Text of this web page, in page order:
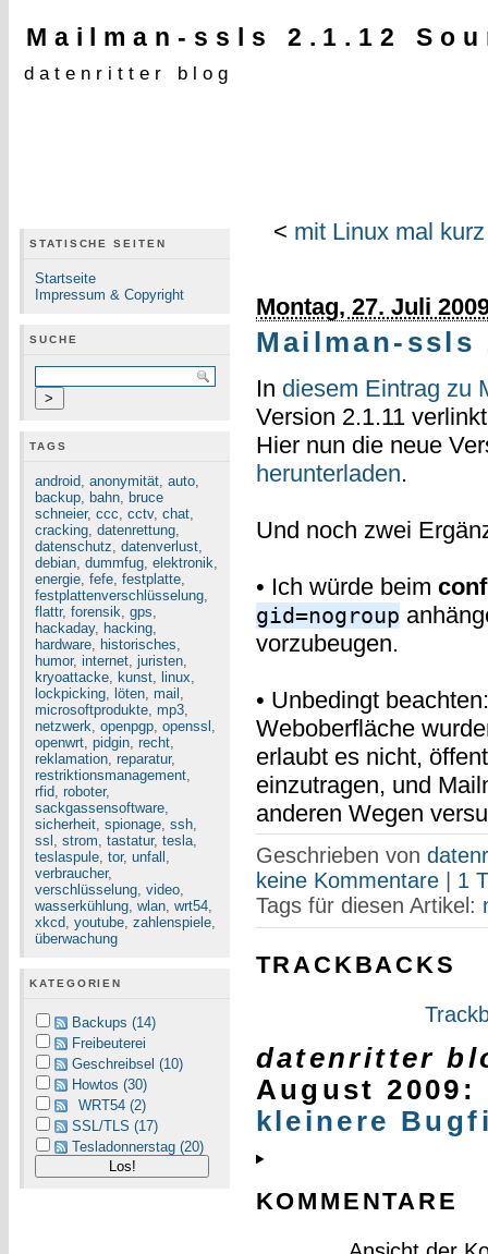
Mailman-ssls 2.1.12
datenritter blog
STATISCHE SEITEN
Startseite
Impressum & Copyright
SUCHE
TAGS
android, anonymität, auto,
backup, bahn, bruce
schneier, ccc, cctv, chat,
cracking, datenrettung,
datenschutz, datenverlust,
debian, dummfug, elektronik,
energie, fefe, festplatte,
festplattenverschlüsselung,
flattr, forensik, gps,
hackaday, hacking,
hardware, historisches,
humor, internet, juristen,
kryoattacke, kunst, linux,
lockpicking, löten, mail ,
microsoftprodukte, mp3,
netzwerk, openpgp, openssl ,
openwrt, pidgin, recht,
reklamation, reparatur,
restriktionsmanagement,
rfid, roboter,
sackgassensoftware,
sicherheit, spionage, ssh,
ssl , strom, tastatur, tesla,
teslaspule, tor, unfall ,
verbraucher,
verschlüsselung, video,
wasserkühlung, wlan, wrt54,
xkcd, youtube, zahlenspiele,
überwachung
KATEGORIEN
Backups (14)
Freibeuterei
Geschreibsel (10)
Howtos (30)
WRT54 (2)
SSL/TLS (17)
Tesladonnerstag (20)
< mit Linux mal
Montag, 27. Juli
Mailman-ssls
In diesem Eintrag zu
Version 2.1.11
Hier nun die neue
herunterladen.
Und noch zwei
• Ich würde beim
gid=nogroup
vorzubeugen.
• Unbedingt
Weboberfläche
erlaubt es nicht,
einzutragen, und
anderen Wegen
Geschrieben von
keine Kommentare| 1
Tags für diesen Artikel:
TRACKBACKS
datenritter
August 2009 :
kleinere
KOMMENTARE